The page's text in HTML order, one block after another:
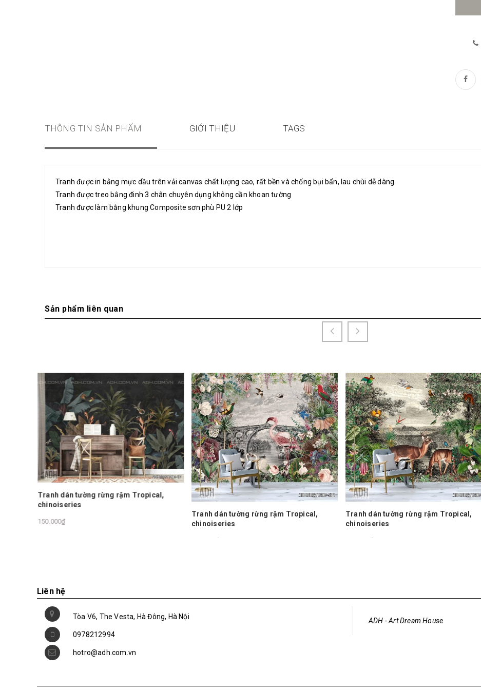
THÔNG TIN SẢN PHẨM GIỚI THIỆU TAGS
Tranh được in bằng mực dầu trên vải canvas chất lượng cao, rất bền và chống bụi bẩn, lau chùi dễ dàng.
Tranh được treo bằng đinh 3 chân chuyên dụng không cần khoan tường
Tranh được làm bằng khung Composite sơn phù PU 2 lớp
Sản phẩm liên quan
chinoiseries
Tranh dán tường rừng rậm Tropical,
chinoiseries
150.000₫
Tranh dán tường rừng rậm Tropical,
150.000₫
Liên hệ
Tòa V6, The Vesta, Hà Đông, Hà Nội
0978212994